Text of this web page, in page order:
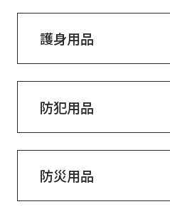
護身用品
防犯用品
防災用品